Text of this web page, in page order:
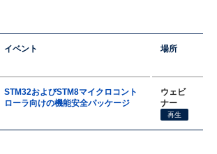
イベント 場所
STM32およびSTM8マイクロコント
ローラ向けの機能安全パッケージ
ウェビ
ナー
再生